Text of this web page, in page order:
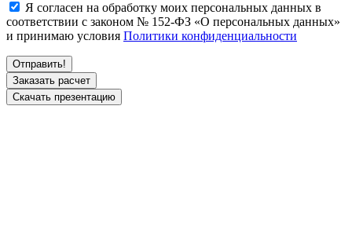
Я согласен на обработку моих персональных данных в
соответствии с законом № 152-ФЗ «О персональных данных»
и принимаю условия Политики конфиденциальности
Заказать расчет
Скачать презентацию